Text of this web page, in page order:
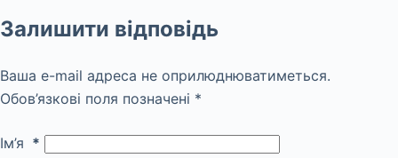
Залишити відповідь
Ваша e-mail адреса не оприлюднюватиметься.
Обов’язкові поля позначені *
Ім’я *